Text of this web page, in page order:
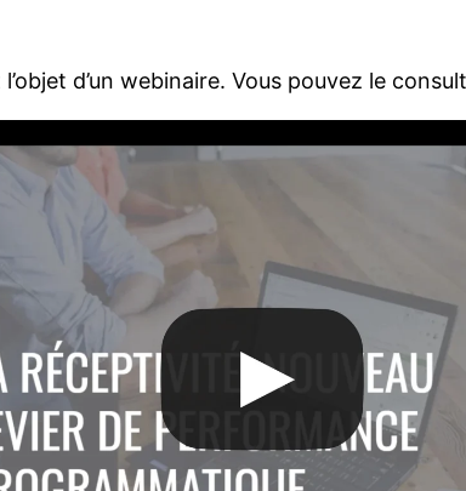
d’un webinaire. Vous pouvez le